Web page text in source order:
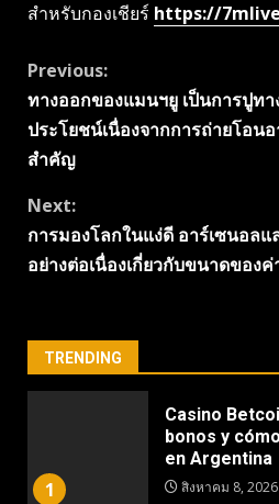
สำหรับกองเชียร์ https://
Continue
Reading
Previous:
ทางออกของแมนฯยู เป็นการปูทา
ประโยชน์เนื่องจากการถ่ายโอน
สำคัญ
Next:
การมองโลกในแง่ดี อาร์เซนอล
อย่างต่อเนื่องเกี่ยวกับขนาดของ
TRENDING
1
Casino
bonos y
en Argentina
สิงหาคม 8, 2026